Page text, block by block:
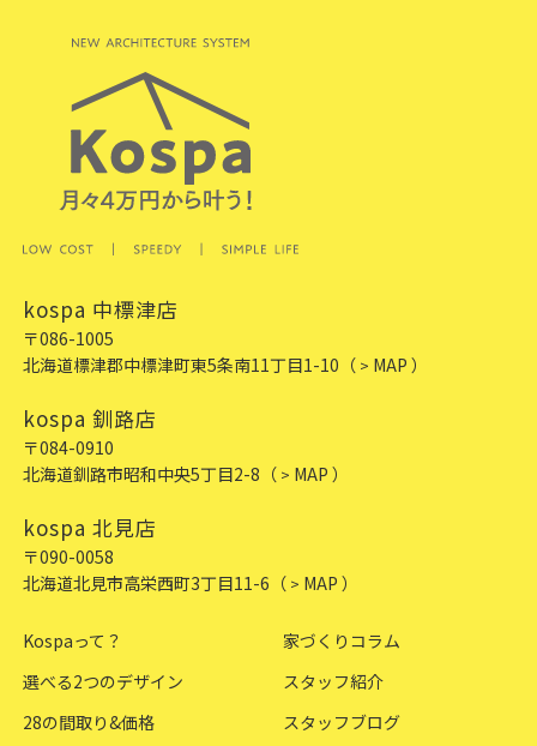
kospa 中標津店
〒086-1005
北海道標津郡中標津町東5条南11丁目1-10 （ > MAP ）
kospa 釧路店
〒084-0910
北海道釧路市昭和中央5丁目2-8 （ > MAP ）
kospa 北見店
〒090-0058
北海道北見市高栄西町3丁目11-6 （ > MAP ）
Kospaって？
選べる2つのデザイン
28の間取り&価格
家づくりコラム
スタッフ紹介
スタッフブログ